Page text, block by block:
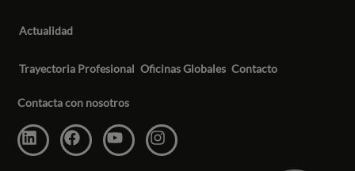
Actualidad
Trayectoria Profesional Oficinas Globales Contacto
Contacta con nosotros